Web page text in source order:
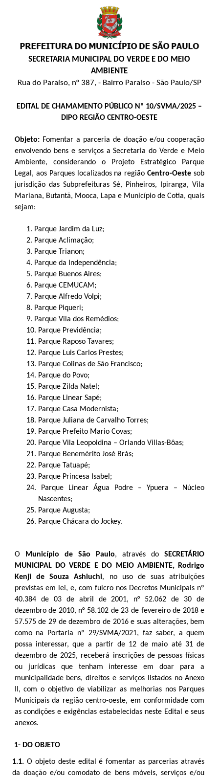
SECRETARIA MUNICIPAL DO VERDE E DO MEIO
AMBIENTE
Rua do Paraíso, n° 387, - Bairro Paraíso - São Paulo/SP
EDITAL DE CHAMAMENTO PÚBLICO Nº 10/SVMA/2025 –
DIPO REGIÃO CENTRO-OESTE
Objeto: Fomentar a parceria de doação e/ou cooperação
envolvendo bens e serviços a Secretaria do Verde e Meio
Ambiente, considerando o Projeto Estratégico Parque
Legal, aos Parques localizados na regiãoCentro-Oestesob
jurisdição das Subprefeituras Sé, Pinheiros, Ipiranga, Vila
Mariana, Butantã, Mooca, Lapa e Município de Cotia, quais
sejam:
1. Parque Jardim da Luz;
2. Parque Aclimação;
3. Parque Trianon;
4. Parque da Independência;
5. Parque Buenos Aires;
6. Parque CEMUCAM;
7. Parque Alfredo Volpi;
8. Parque Piqueri;
9. Parque Vila dos Remédios;
10. Parque Previdência;
11. Parque Raposo Tavares;
12. Parque Luis Carlos Prestes;
13. Parque Colinas de São Francisco;
14. Parque do Povo;
15. Parque Zilda Natel;
16. Parque Linear Sapé;
17. Parque Casa Modernista;
18. Parque Juliana de Carvalho Torres;
19. Parque Prefeito Mario Covas;
20. Parque Vila Leopoldina – Orlando Villas-Bôas;
21. Parque Benemérito José Brás;
22. Parque Tatuapé;
23. Parque Princesa Isabel;
24. Parque Linear Água Podre – Ypuera – Núcleo
Nascentes;
25. Parque Augusta;
26. Parque Chácara do Jockey.
O Município de São Paulo, através doSECRETÁRIO
MUNICIPAL DO VERDE E DO MEIO AMBIENTE, Rodrigo
Kenji de Souza Ashiuchi, no uso de suas atribuições
previstas em lei, e, com fulcro nos Decretos Municipais nº
40.384 de 03 de abril de 2001, n° 52.062 de 30 de
dezembro de 2010, n° 58.102 de 23 de fevereiro de 2018 e
57.575 de 29 de dezembro de 2016 e suas alterações, bem
como na Portaria nº 29/SVMA/2021, faz saber, a quem
possa interessar, que a partir de 12 de maio até 31 de
dezembro de 2025, receberá inscrições de pessoas físicas
ou jurídicas que tenham interesse em doar para a
municipalidade bens, direitos e serviços listados no Anexo
II, com o objetivo de viabilizar as melhorias nos Parques
Municipais da região centro-oeste, em conformidade com
as condições e exigências estabelecidas neste Edital e seus
anexos.
1- DO OBJETO
1.1.O objeto deste edital é fomentar as parcerias através
da doação e/ou comodato de bens móveis, serviços e/ou